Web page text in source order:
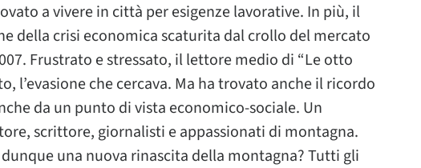
a vivere in città per esigenze lavorative. In più, il
della crisi economica scaturita dal crollo del mercato
Frustrato e stressato, il lettore medio di “Le otto
l’evasione che cercava. Ma ha trovato anche il ricordo
da un punto di vista economico-sociale. Un
scrittore, giornalisti e appassionati di montagna.
una nuova rinascita della montagna? Tutti gli